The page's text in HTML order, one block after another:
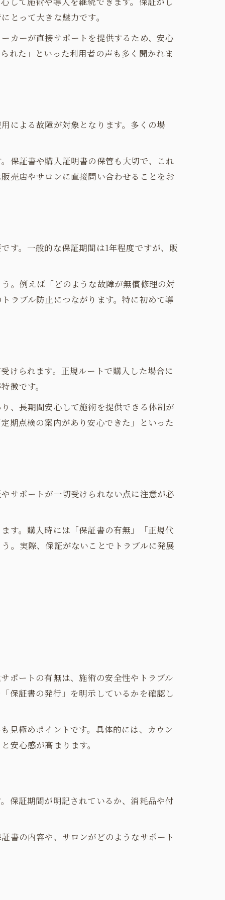
とって大きな魅力です。
カーが直接サポートを提供するため、安心
れた」といった利用者の声も多く聞かれま
による故障が対象となります。多くの場
保証書や購入証明書の保管も大切で、これ
売店やサロンに直接問い合わせることをお
す。一般的な保証期間は1年程度ですが、販
。例えば「どのような故障が無償修理の対
ラブル防止につながります。特に初めて導
けられます。正規ルートで購入した場合に
徴です。
、長期間安心して施術を提供できる体制が
期点検の案内があり安心できた」といった
サポートが一切受けられない点に注意が必
す。購入時には「保証書の有無」「正規代
。実際、保証がないことでトラブルに発展
ポートの有無は、施術の安全性やトラブル
保証書の発行」を明示しているかを確認し
見極めポイントです。具体的には、カウン
安心感が高まります。
保証期間が明記されているか、消耗品や付
書の内容や、サロンがどのようなサポート